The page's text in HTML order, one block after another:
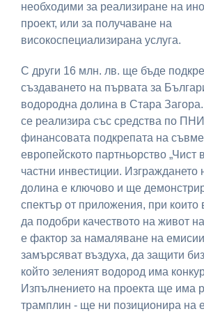
необходими за реализиране на
проект, или за получаване на
високоспециализирана услуга.
С други 16 млн. лв. ще бъде
създаването на първата за
водородна долина в Стара
се реализира със средства по
финансовата подкрепата на
европейското партньорство „Чист
частни инвестиции. Изграждането
долина е ключово и ще
спектър от приложения, при
да подобри качеството на живот
е фактор за намаляване на
замърсяват въздуха, да защити
който зеленият водород има
Изпълнението на проекта ще има
трамплин - ще ни позиционира на